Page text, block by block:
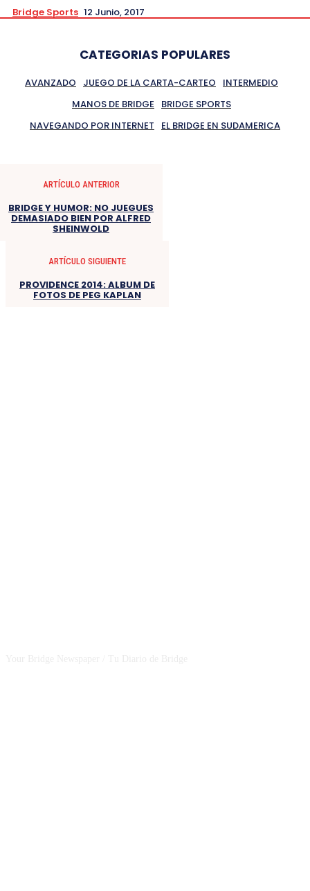
Bridge Sports 12 Junio, 2017
CATEGORIAS POPULARES
AVANZADO JUEGO DE LA CARTA-CARTEO
INTERMEDIO
MANOS DE BRIDGE
BRIDGE SPORTS
NAVEGANDO POR INTERNET
EL BRIDGE EN SUDAMERICA
ARTÍCULO ANTERIOR
BRIDGE Y HUMOR: NO JUEGUES
DEMASIADO BIEN POR ALFRED
SHEINWOLD
ARTÍCULO SIGUIENTE
PROVIDENCE 2014: ALBUM DE
FOTOS DE PEG KAPLAN